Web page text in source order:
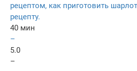
рецептом, как приготовить
рецепту.
40 мин
–
5.0
–